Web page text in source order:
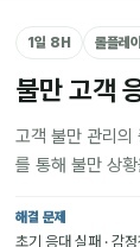
1일 8H 롤플레
불만 고객
고객 불만 관리
를 통해 불만 상
해결 문제
초기 응대 실패 · 감